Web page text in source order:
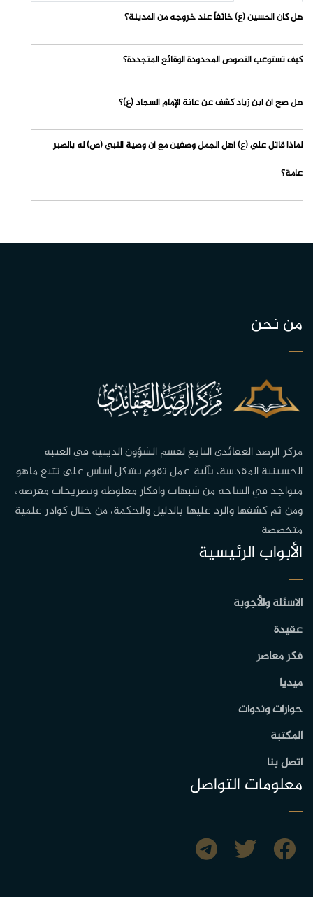
هل كان الحسين (ع) خائفاً عند خروجه من المدينة؟
كيف تستوعب النصوص المحدودة الوقائع المتجددة؟
هل صح أن ابن زياد كشف عن عانة الإمام السجاد (ع)؟
لماذا قاتل علي (ع) أهل الجمل وصفين مع أن وصية النبي (ص) له بالصبر
عامة؟
من نحن
مركز الرصد العقائدي التابع لقسم الشؤون الدينية في العتبة
الحسينية المقدسة، بآلية عمل تقوم بشكل أساس على تتبع ماهو
متواجد في الساحة من شبهات وافكار مغلوطة وتصريحات مغرضة،
ومن ثم كشفها والرد عليها بالدليل والحكمة، من خلال كوادر علمية
متخصصة
الأبواب الرئيسية
الاسئلة والأجوبة
عقيدة
فكر معاصر
ميديا
حوارات وندوات
المكتبة
اتصل بنا
معلومات التواصل